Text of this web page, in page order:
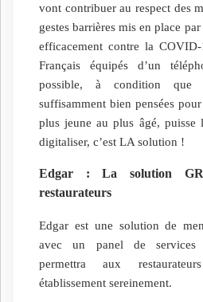
vont contribuer au respect des
gestes barrières mis en place
efficacement contre la
Français équipés d’un
possible, à condition que
suffisamment bien pensées
plus jeune au plus âgé, puisse
digitaliser, c’est LA solution !
Edgar : La solution
restaurateurs
Edgar est une solution de
avec un panel de services
permettra aux
établissement sereinement.